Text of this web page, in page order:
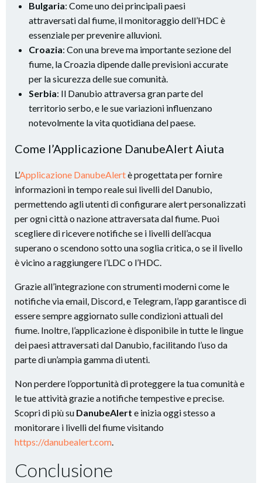
Bulgaria: Come uno dei principali paesi
attraversati dal fiume, il monitoraggio dell’HDC è
essenziale per prevenire alluvioni.
Croazia: Con una breve ma importante sezione del
fiume, la Croazia dipende dalle previsioni accurate
per la sicurezza delle sue comunità.
Serbia: Il Danubio attraversa gran parte del
territorio serbo, e le sue variazioni influenzano
notevolmente la vita quotidiana del paese.
Come l’Applicazione DanubeAlert Aiuta
L’Applicazione DanubeAlertè progettata per fornire
informazioni in tempo reale sui livelli del Danubio,
permettendo agli utenti di configurare alert personalizzati
per ogni città o nazione attraversata dal fiume. Puoi
scegliere di ricevere notifiche se i livelli dell’acqua
superano o scendono sotto una soglia critica, o se il livello
è vicino a raggiungere l’LDC o l’HDC.
Grazie all’integrazione con strumenti moderni come le
notifiche via email, Discord, e Telegram, l’app garantisce di
essere sempre aggiornato sulle condizioni attuali del
fiume. Inoltre, l’applicazione è disponibile in tutte le lingue
dei paesi attraversati dal Danubio, facilitando l’uso da
parte di un’ampia gamma di utenti.
Non perdere l’opportunità di proteggere la tua comunità e
le tue attività grazie a notifiche tempestive e precise.
Scopri di più su DanubeAlert e inizia oggi stesso a
monitorare i livelli del fiume visitando
https://danubealert.com.
Conclusione